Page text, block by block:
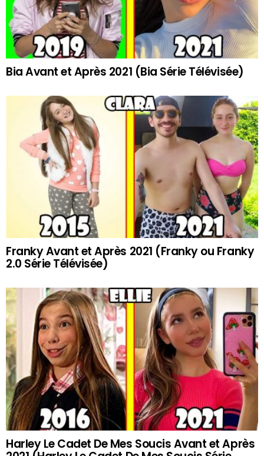
Bia Avant et Après 2021 (Bia Série Télévisée)
Franky Avant et Après 2021 (Franky ou Franky
2.0 Série Télévisée)
Harley Le Cadet De Mes Soucis Avant et Après